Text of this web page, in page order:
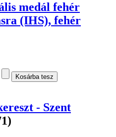
medál fehér
(IHS), fehér
- Szent